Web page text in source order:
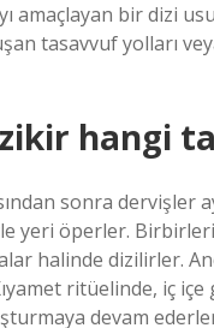
amaçlayan bir dizi
tasavvuf yolları
hangi
sonra dervişler
yeri öperler.
halinde dizilirler.
ritüelinde, iç içe
devam